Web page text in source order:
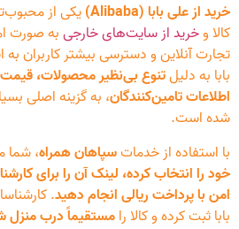
خرید از علی بابا (Alibaba)
یکی از
کالا وخرید از سایت‌های خارجیبه صورت
تجارت آنلاین و دسترسی بیشتر کاربران به
بابا به دلیلتنوع بی‌نظیر محصولات،
اطلاعات تامین‌کنندگان، به گزینه اصلی
شده است.
با استفاده از خدماتسپاهان همراه، شما
خود را انتخاب کرده، لینک آن را برای
امن با پرداخت ریالی انجام دهید.
بابا ثبت کرده و کالا رامستقیماً درب منزل